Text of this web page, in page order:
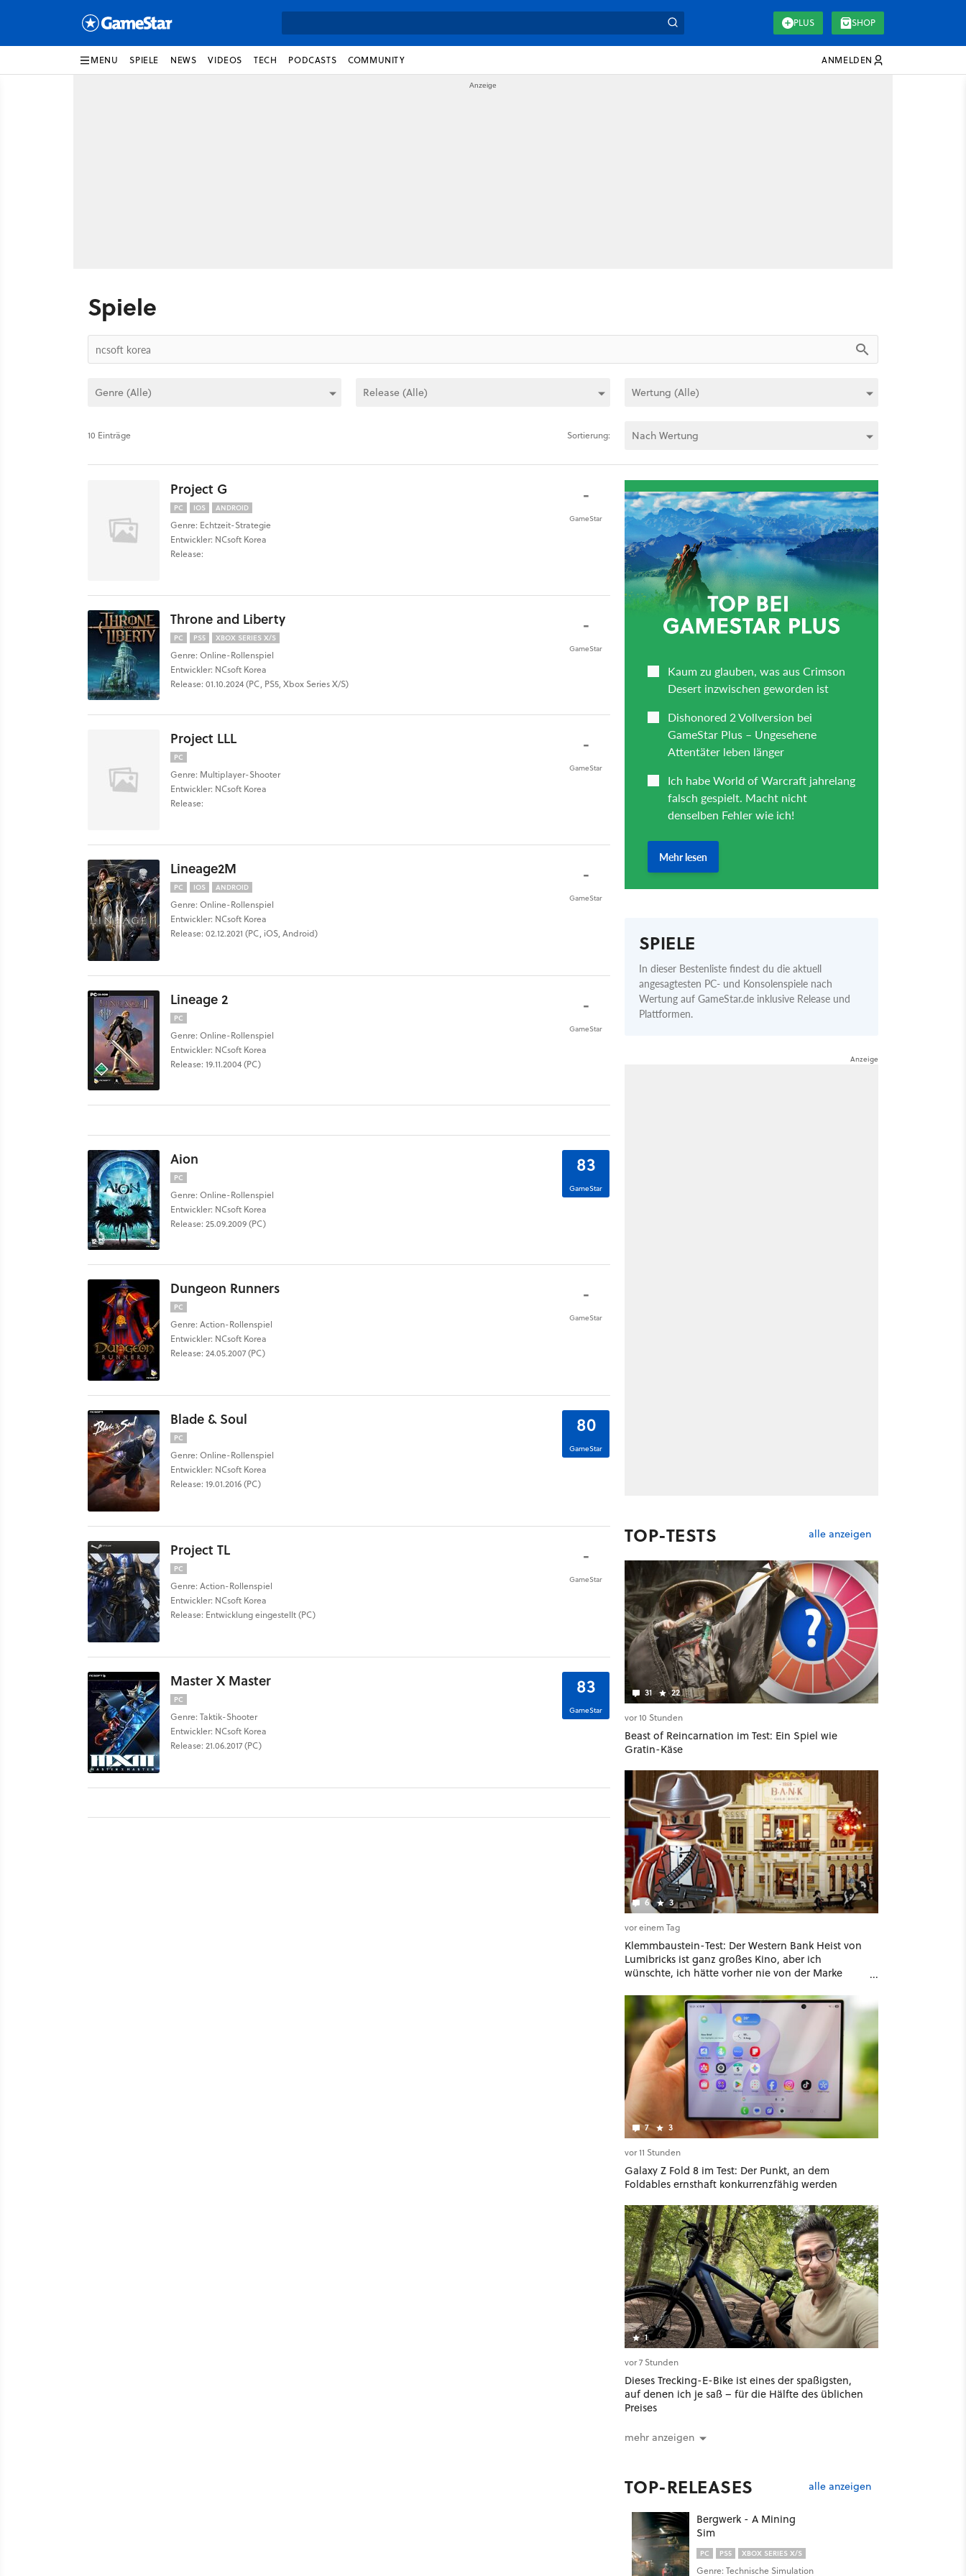
PLUS SHOP
MENU SPIELE NEWS VIDEOS TECH PODCASTS COMMUNITY ANMELDEN
Spiele
10 Einträge Sortierung:
Project G
PC IOS ANDROID
Genre: Echtzeit-Strategie
Entwickler: NCsoft Korea
Release:
-
GameStar
Throne and Liberty
PC PS5 XBOX SERIES X/S
Genre: Online-Rollenspiel
Entwickler: NCsoft Korea
Release: 01.10.2024 (PC, PS5, Xbox Series X/S)
-
GameStar
Project LLL
PC
Genre: Multiplayer-Shooter
Entwickler: NCsoft Korea
Release:
-
GameStar
Lineage2M
PC IOS ANDROID
Genre: Online-Rollenspiel
Entwickler: NCsoft Korea
Release: 02.12.2021 (PC, iOS, Android)
-
GameStar
Lineage 2
PC
Genre: Online-Rollenspiel
Entwickler: NCsoft Korea
Release: 19.11.2004 (PC)
-
GameStar
Aion
PC
Genre: Online-Rollenspiel
Entwickler: NCsoft Korea
Release: 25.09.2009 (PC)
83
GameStar
Dungeon Runners
PC
Genre: Action-Rollenspiel
Entwickler: NCsoft Korea
Release: 24.05.2007 (PC)
-
GameStar
Blade & Soul
PC
Genre: Online-Rollenspiel
Entwickler: NCsoft Korea
Release: 19.01.2016 (PC)
80
GameStar
Project TL
PC
Genre: Action-Rollenspiel
Entwickler: NCsoft Korea
Release: Entwicklung eingestellt (PC)
-
GameStar
Master X Master
PC
Genre: Taktik-Shooter
Entwickler: NCsoft Korea
Release: 21.06.2017 (PC)
83
GameStar
SPIELE
In dieser Bestenliste findest du die aktuell
angesagtesten PC- und Konsolenspiele nach
Wertung auf GameStar.de inklusive Release und
Plattformen.
TOP-TESTS alle anzeigen
31 22
vor 10 Stunden
Beast of Reincarnation im Test: Ein Spiel wie
Gratin-Käse
6 3
vor einem Tag
Klemmbaustein-Test: Der Western Bank Heist von
Lumibricks ist ganz großes Kino, aber ich
wünschte, ich hätte vorher nie von der Marke
7 3
vor 11 Stunden
Galaxy Z Fold 8 im Test: Der Punkt, an dem
Foldables ernsthaft konkurrenzfähig werden
1
vor 7 Stunden
Dieses Trecking-E-Bike ist eines der spaßigsten,
auf denen ich je saß – für die Hälfte des üblichen
Preises
mehr anzeigen
TOP-RELEASES alle anzeigen
Bergwerk - A Mining
Sim
PC PS5 XBOX SERIES X/S
Genre: Technische Simulation